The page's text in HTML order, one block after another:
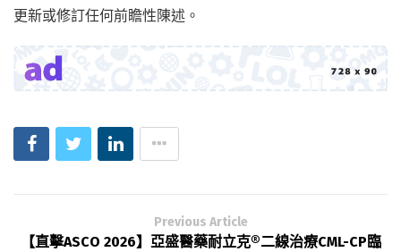
更新或修訂任何前瞻性陳述。
Previous Article
【直擊ASCO 2026】亞盛醫藥耐立克®二線治療CML-CP臨